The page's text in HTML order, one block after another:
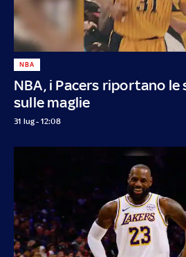
NBA, i Pacers riportano
sulle maglie
NBA
31 lug - 12:08